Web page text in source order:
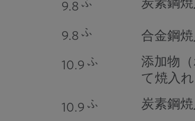
9.8 ふ 炭素鋼焼
9.8 ふ 合金鋼焼
10.9 ふ
添加物
て焼入
10.9 ふ 炭素鋼